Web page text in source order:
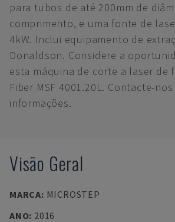
para tubos de até 200mm de
comprimento, e uma fonte de
4kW. Inclui equipamento de
Donaldson. Considere a
esta máquina de corte a laser de
Fiber MSF 4001.20L. Contacte-
informações.
Visão Geral
MARCA: MICROSTEP
ANO: 2016